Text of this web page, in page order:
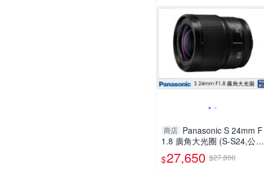
商店 Panasonic S 24mm F
1.8 廣角大光圈 (S-S24,公司
貨) 全片幅用
$27,650 $27,800